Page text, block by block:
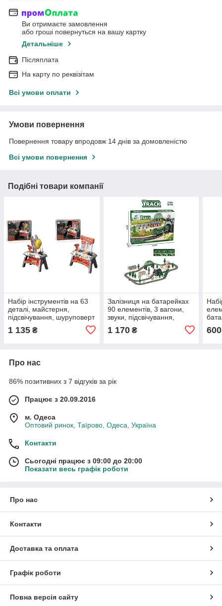
Ви отримаєте замовлення
або гроші повернуться на вашу картку
Детальніше
Післяплата
На карту по реквізітам
Всі умови оплати
Умови повернення
Повернення товару впродовж 14 днів за домовленістю
Всі умови повернення
Подібні товари компанії
Набір інструментів на 63
деталі, майстерня,
підсвічування, шуруповерт
окуляри, стілець
1 135 ₴
Залізниця на батарейках
90 елементів, 3 вагони,
звуки, підсвічування,
декорації, 8 тваринок
1 170₴ 600
Про нас
86% позитивних з 7 відгуків за рік
Працює з 20.09.2016
м. Одеса
Оптовий ринок, Таїрово, Одеса, Україна
Контакти
Сьогодні працює з 09:00 до 20:00
Показати весь графік роботи
Про нас
Контакти
Доставка та оплата
Графік роботи
Повна версія сайту